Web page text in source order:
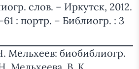
слов. – Иркутск, 2012.
: портр. – Библиогр. : 3
Мельхеев: биобиблиогр.